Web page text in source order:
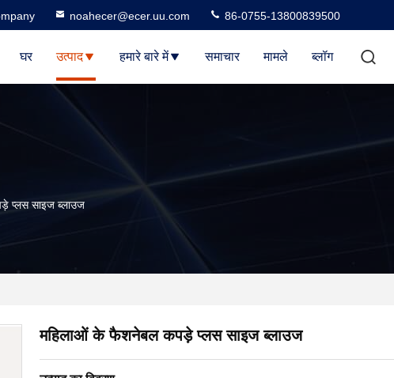
noahecer@ecer.uu.com 86-0755-13800839500
घर उत्पाद हमारे बारे में समाचार मामले ब्लॉग
प्लस साइज ब्लाउज
महिलाओं के फैशनेबल कपड़े प्लस साइज ब्लाउज